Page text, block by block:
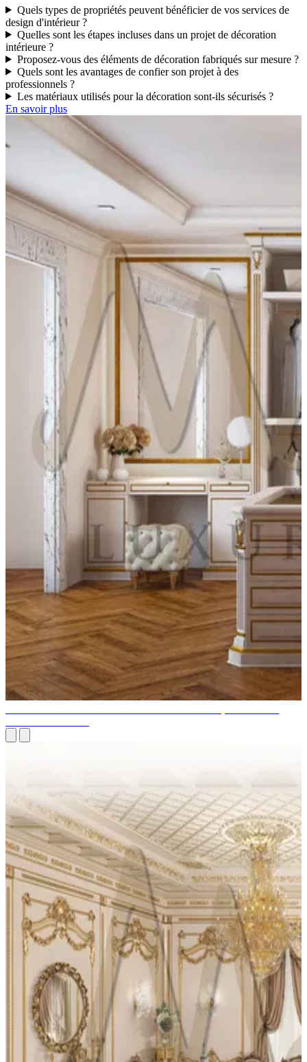
Quels types de propriétés peuvent bénéficier de vos services de
design d'intérieur ?
Quelles sont les étapes incluses dans un projet de décoration
intérieure ?
Proposez-vous des éléments de décoration fabriqués sur mesure ?
Quels sont les avantages de confier son projet à des
professionnels ?
Les matériaux utilisés pour la décoration sont-ils sécurisés ?
En savoir plus